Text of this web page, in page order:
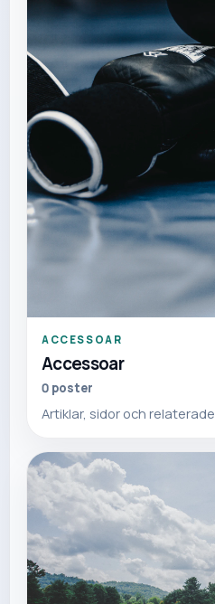
ACCESSOAR
Accessoar
0 poster
Artiklar, sidor och